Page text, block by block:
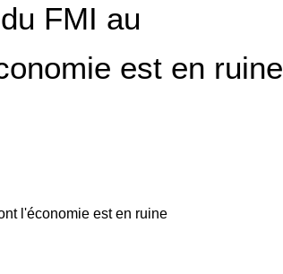
FMI au
est en ruine
l'économie est en ruine